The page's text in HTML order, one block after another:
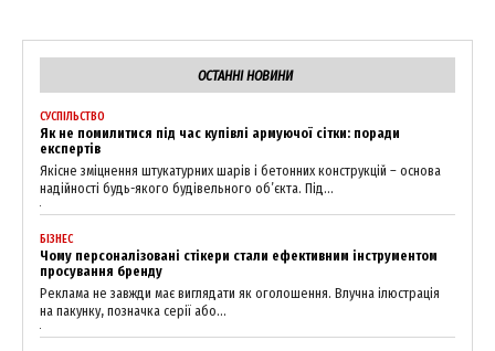
Company
About
Contact us
ОСТАННІ НОВИНИ
СУСПІЛЬСТВО
Як не помилитися під час купівлі армуючої сітки: поради
експертів
Якісне зміцнення штукатурних шарів і бетонних конструкцій – основа
надійності будь-якого будівельного об’єкта. Під...
БІЗНЕС
Чому персоналізовані стікери стали ефективним інструментом
просування бренду
Реклама не завжди має виглядати як оголошення. Влучна ілюстрація
на пакунку, позначка серії або...